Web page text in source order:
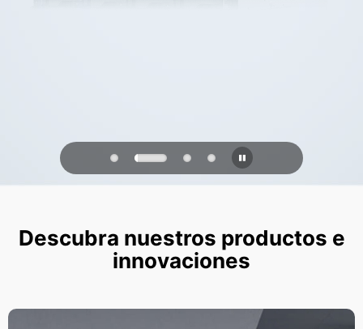
del futuro
Descubra nuestros productos e
innovaciones